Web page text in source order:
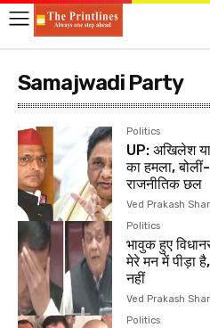
Samajwadi Party
Politics
UP: अखिलेश
का हमला,
राजनीतिक छल
Ved Prakash
Politics
भावुक हुए
मेरे मन में पीड़ा
नहीं
Ved Prakash
Politics